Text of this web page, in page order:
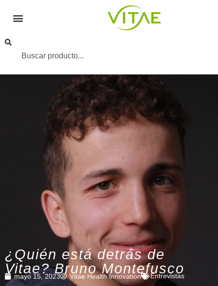
¿Quién está detrás de
Vitae? Bruno Montefusco
mayo 15, 2023 Vitae Health Innovation Entrevistas